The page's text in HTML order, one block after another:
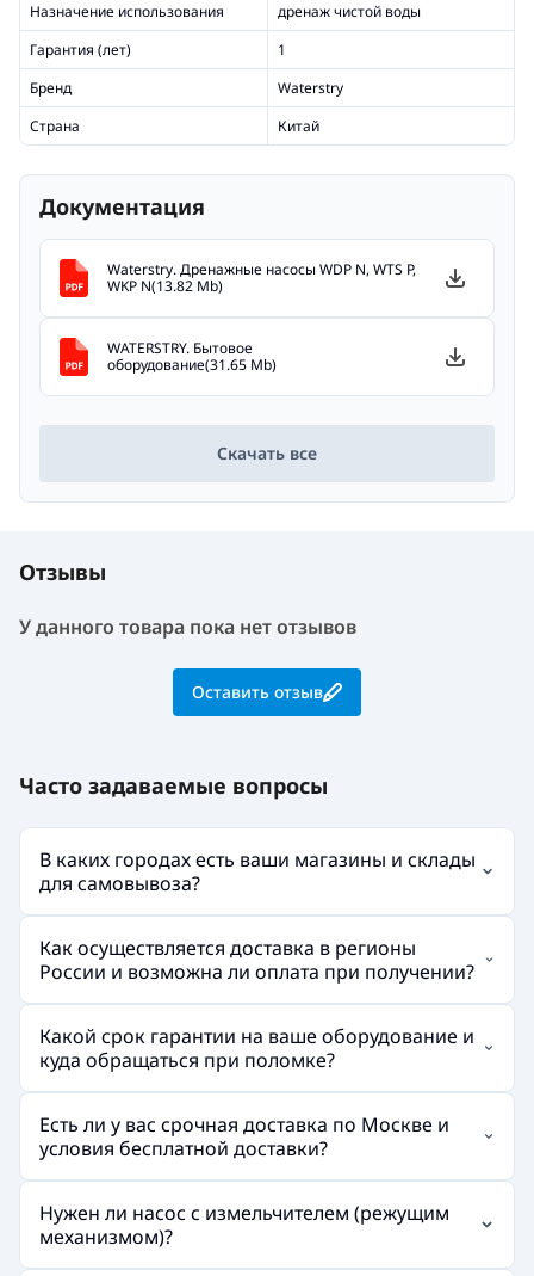
Назначение использования
дренаж чистой воды
Гарантия (лет)
1
Бренд
Waterstry
Страна
Китай
Документация
Waterstry. Дренажные насосы WDP N, WTS P,
WKP N(13.82 Mb)
WATERSTRY. Бытовое
оборудование(31.65 Mb)
Скачать все
Отзывы
У данного товара пока нет отзывов
Оставить отзыв
Часто задаваемые вопросы
В каких городах есть ваши магазины и склады
для самовывоза?
Как осуществляется доставка в регионы
России и возможна ли оплата при получении?
Какой срок гарантии на ваше оборудование и
куда обращаться при поломке?
Есть ли у вас срочная доставка по Москве и
условия бесплатной доставки?
Нужен ли насос с измельчителем (режущим
механизмом)?